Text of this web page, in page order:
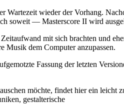
Wartezeit wieder der Vorhang.
soweit — Masterscore II wird
mit sich brachten und
Musik dem Computer anzupassen.
Fassung der letzten
möchte, findet hier ein leicht
gestalterische